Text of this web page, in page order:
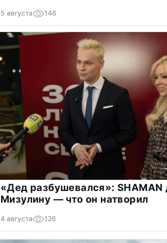
5 августа 146
«Дед разбушевался»: SHAMAN
Мизулину — что он натворил
4 августа 126